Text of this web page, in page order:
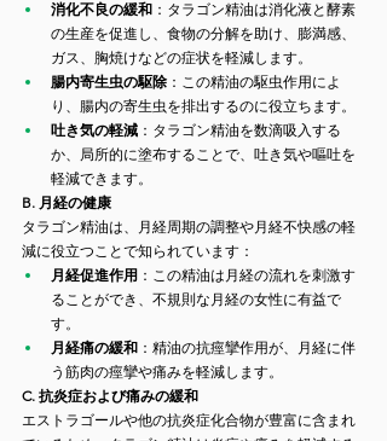
消化不良の緩和 ：タラゴン精油は消化液と酵素
の生産を促進し、食物の分解を助け、膨満感、
ガス、胸焼けなどの症状を軽減します。
腸内寄生虫の駆除 ：この精油の駆虫作用によ
り、腸内の寄生虫を排出するのに役立ちます。
吐き気の軽減 ：タラゴン精油を数滴吸入する
か、局所的に塗布することで、吐き気や嘔吐を
軽減できます。
B. 月経の健康
タラゴン精油は、月経周期の調整や月経不快感の軽
減に役立つことで知られています：
月経促進作用 ：この精油は月経の流れを刺激す
ることができ、不規則な月経の女性に有益で
す。
月経痛の緩和 ：精油の抗痙攣作用が、月経に伴
う筋肉の痙攣や痛みを軽減します。
C. 抗炎症および痛みの緩和
エストラゴールや他の抗炎症化合物が豊富に含まれ